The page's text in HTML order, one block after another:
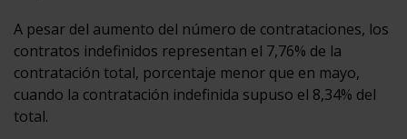
A pesar del aumento del número de contrataciones, los
contratos indefinidos representan el 7,76% de la
contratación total, porcentaje menor que en mayo,
cuando la contratación indefinida supuso el 8,34% del
total.